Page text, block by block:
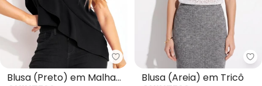
Quintess - Blusa (Preto) em
Blusa (Preto) em Malha
Blusa (Areia) em Tricô